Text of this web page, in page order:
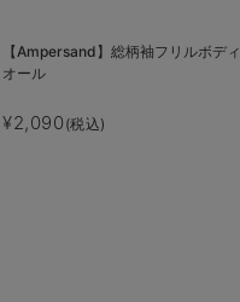
【Ampersand】総柄袖フリルボディ
オール
¥2,090 (税込)